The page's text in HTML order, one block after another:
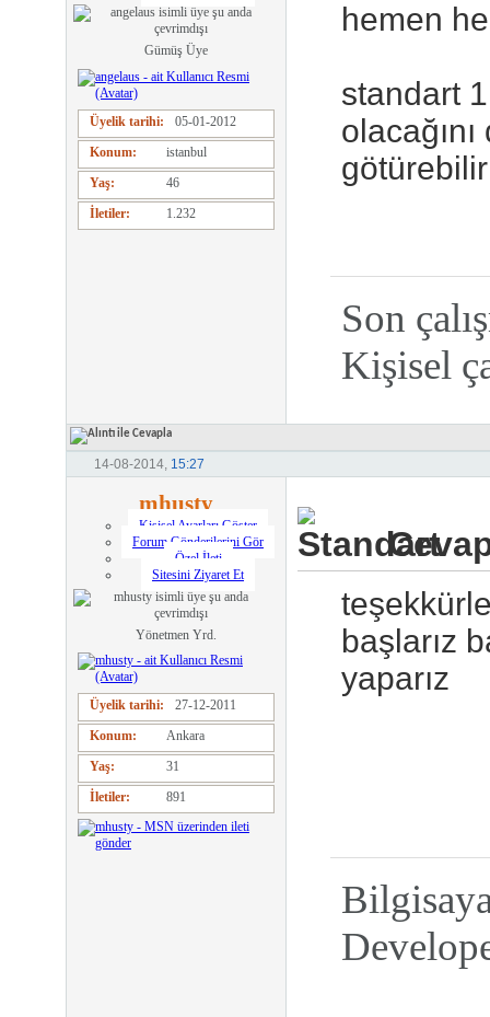
Gümüş Üye
Üyelik tarihi
05-01-2012
Konum
istanbul
Yaş
46
İletiler
1.232
hemen
standart
Son
Kişisel
14-08-2014, 15:27
mhusty
Kişisel Ayarları Göster
Forum Gönderilerini Gör
Özel İleti
Sitesini Ziyaret Et
Yönetmen Yrd.
Üyelik tarihi
27-12-2011
Konum
Ankara
Yaş
31
İletiler
891
başlarız
yaparız